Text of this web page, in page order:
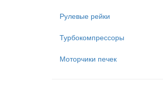
Рулевые рейки
Турбокомпрессоры
Моторчики печек